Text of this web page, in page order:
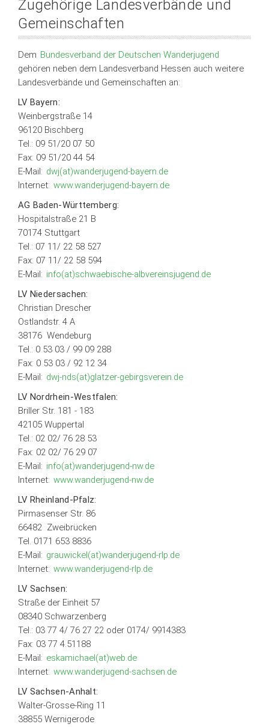
Zugehörige Landesverbände und
Gemeinschaften
Dem Bundesverband der Deutschen Wanderjugend
gehören neben dem Landesverband Hessen auch weitere
Landesverbände und Gemeinschaften an:
LV Bayern:
Weinbergstraße 14
96120 Bischberg
Tel.: 09 51/20 07 50
Fax: 09 51/20 44 54
E-Mail: dwj(at)wanderjugend-bayern.de
Internet: www.wanderjugend-bayern.de
AG Baden-Württemberg:
Hospitalstraße 21 B
70174 Stuttgart
Tel.: 07 11/ 22 58 527
Fax: 07 11/ 22 58 594
E-Mail: info(at)schwaebische-albvereinsjugend.de
LV Niedersachen:
Christian Drescher
Ostlandstr. 4 A
38176 Wendeburg
Tel.: 0 53 03 / 99 09 288
Fax: 0 53 03 / 92 12 34
E-Mail: dwj-nds(at)glatzer-gebirgsverein.de
LV Nordrhein-Westfalen:
Briller Str. 181 - 183
42105 Wuppertal
Tel.: 02 02/ 76 28 53
Fax: 02 02/ 76 29 07
E-Mail: info(at)wanderjugend-nw.de
Internet: www.wanderjugend-nw.de
LV Rheinland-Pfalz:
Pirmasenser Str. 86
66482 Zweibrücken
Tel. 0171 653 8836
E-Mail: grauwickel(at)wanderjugend-rlp.de
Internet: www.wanderjugend-rlp.de
LV Sachsen:
Straße der Einheit 57
08340 Schwarzenberg
Tel.: 03 77 4/ 76 27 22 oder 0174/ 9914383
Fax: 03 77 4.51188
E-Mail: eskamichael(at)web.de
Internet: www.wanderjugend-sachsen.de
LV Sachsen-Anhalt:
Walter-Grosse-Ring 11
38855 Wernigerode